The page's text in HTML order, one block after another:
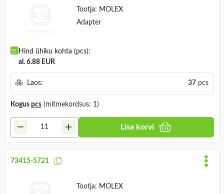
Tootja: MOLEX
Adapter
Hind ühiku kohta (pcs):
al. 6.88 EUR
Laos: 37pcs
Kogus pcs(mitmekordsus: 1)
Lisa korvi
73415-5721
Tootja: MOLEX